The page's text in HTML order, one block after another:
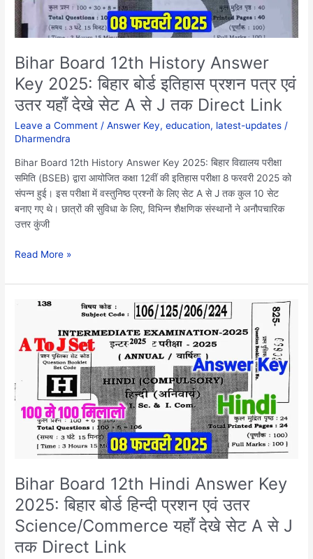
Bihar Board 12th History Answer
Key 2025: बिहार बोर्ड इतिहास प्रशन पत्र एवं
उतर यहाँ देखे सेट A से J तक Direct Link
Leave a Comment /Answer Key,education, latest-updates /
Dharmendra
Bihar Board 12th History Answer Key 2025: बिहार विद्यालय परीक्षा
समिति (BSEB) द्वारा आयोजित कक्षा 12वीं की इतिहास परीक्षा 8 फरवरी 2025 को
संपन्न हुई। इस परीक्षा में वस्तुनिष्ठ प्रश्नों के लिए सेट A से J तक कुल 10 सेट
बनाए गए थे। छात्रों की सुविधा के लिए, विभिन्न शैक्षणिक संस्थानों ने अनौपचारिक
उत्तर कुंजी
बोर्ड
इतिहास
प्रशन
पत्र
एवं
उतर
यहाँ
सेट
से
J
तक
Direct
Link
Read More »
Bihar Board 12th Hindi Answer Key
2025: बिहार बोर्ड हिन्दी प्रशन एवं उतर
Science/Commerce यहाँ देखे सेट A से J
तक Direct Link
Bihar
12th
Hindi
Answer
Key
2025:
बिहार
एवं
उतर
Science/Commerce
यहाँ
सेट